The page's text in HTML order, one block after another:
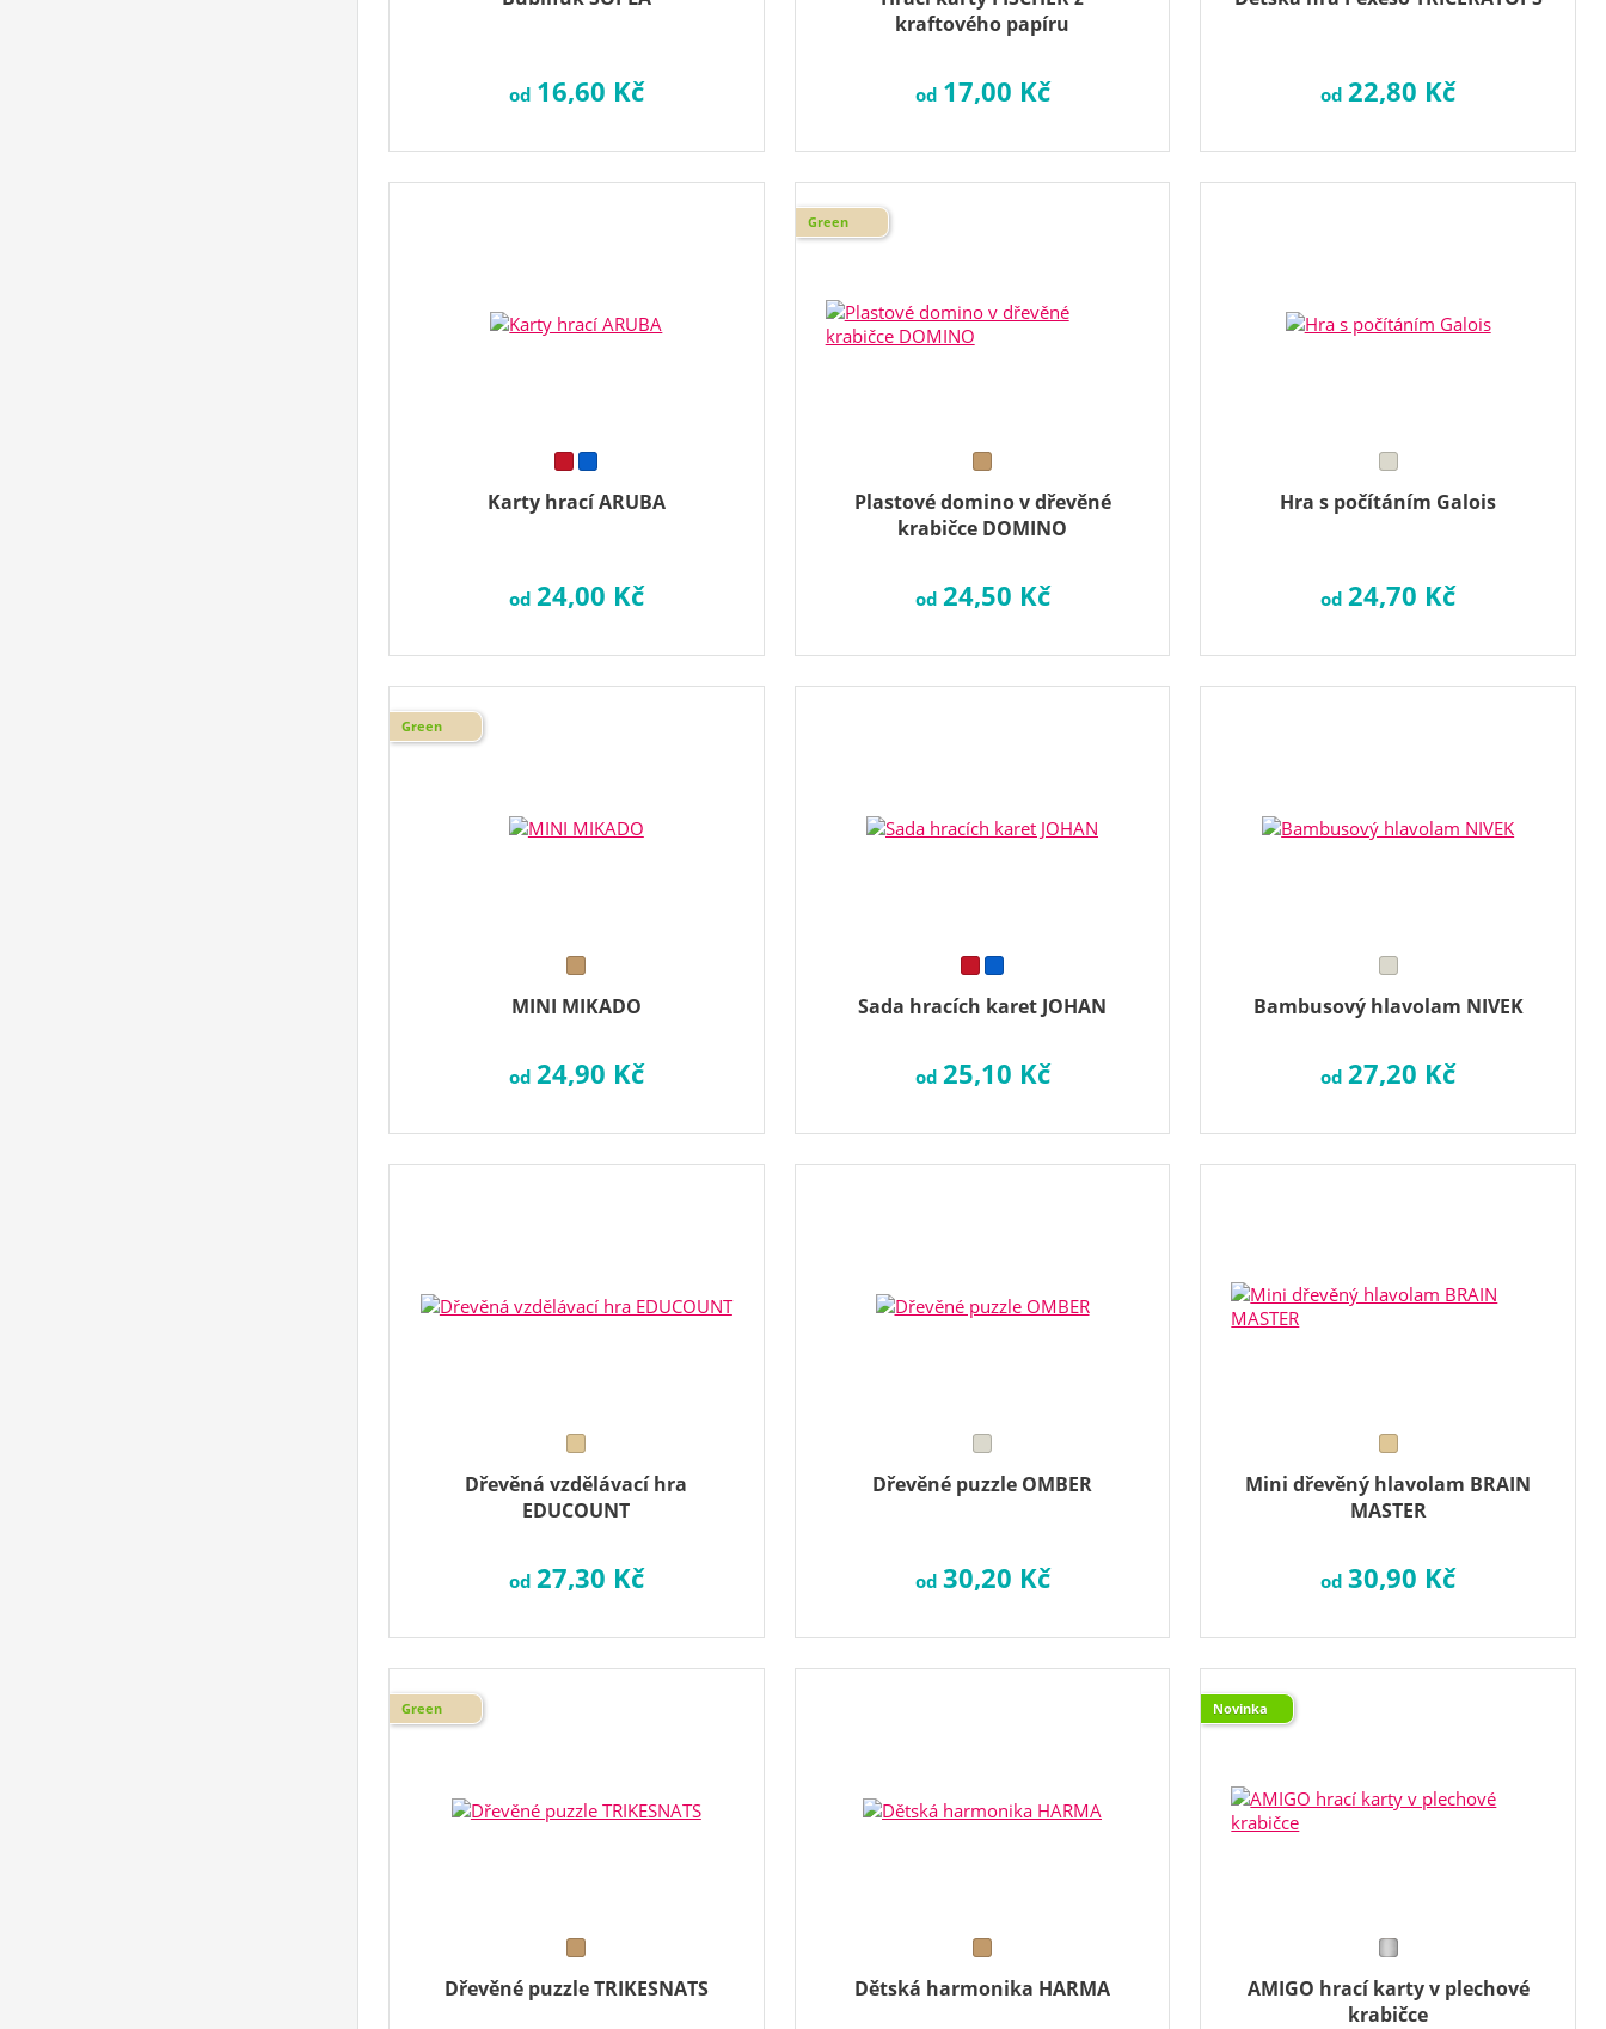
od 16,60 Kč
kraftového papíru
od 17,00 Kč od22,80 Kč
Karty hrací ARUBA
od 24,00 Kč
Plastové domino v dřevěné
krabičce DOMINO
Green
od 24,50 Kč
Hra s počítáním Galois
od24,70 Kč
MINI MIKADO
Green
od 24,90 Kč
Sada hracích karet JOHAN
od 25,10 Kč
Bambusový hlavolam NIVEK
od27,20 Kč
Dřevěná vzdělávací hra
EDUCOUNT
od 27,30 Kč
Dřevěné puzzle OMBER
od 30,20 Kč
Mini dřevěný hlavolam BRAIN
MASTER
od30,90 Kč
Dřevěné puzzle TRIKESNATS
Green
Dětská harmonika HARMA
AMIGO hrací karty v plechové
krabičce
Novinka